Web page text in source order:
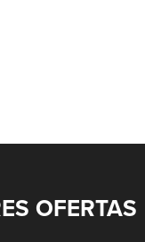
OFERTAS